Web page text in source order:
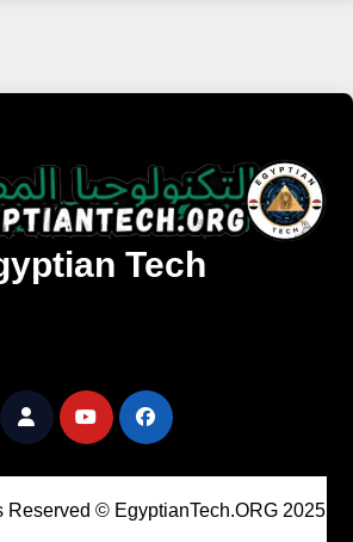
Tech
Reserved © EgyptianTech.ORG 2025